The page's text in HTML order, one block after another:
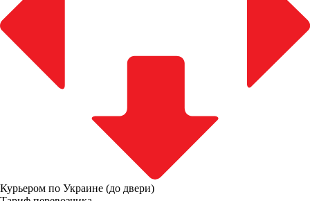
Курьером по Украине (до двери)